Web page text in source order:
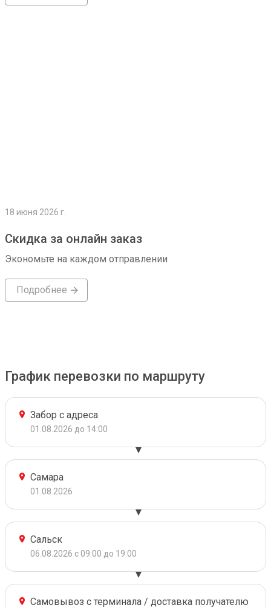
18 июня 2026 г.
Скидка за онлайн заказ
Экономьте на каждом отправлении
Подробнее
График перевозки по маршруту
Забор с адреса
01.08.2026 до 14:00
Самара
01.08.2026
Сальск
06.08.2026 с 09:00 до 19:00
Самовывоз с терминала / доставка получателю